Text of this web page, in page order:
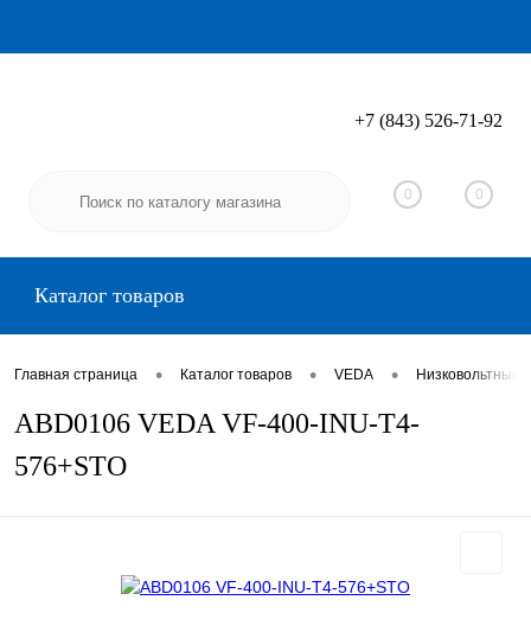
Вход Регистрация
+7 (843) 526-71-92
0 0
Каталог товаров
Главная страница • Каталог товаров • VEDA •
ABD0106 VEDA VF-400-INU-T4-
576+STO